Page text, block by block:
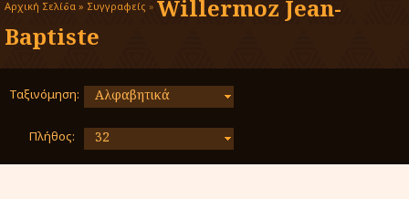
Αρχική Σελίδα » Συγγραφείς » Willermoz Jean-
Baptiste
Ταξινόμηση: Αλφαβητικά
Πλήθος: 32